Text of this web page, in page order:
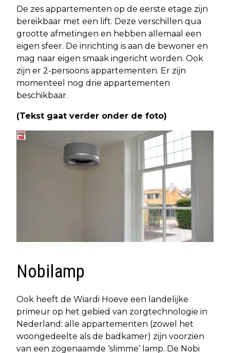
De zes appartementen op de eerste etage zijn
bereikbaar met een lift. Deze verschillen qua
grootte afmetingen en hebben allemaal een
eigen sfeer. De inrichting is aan de bewoner en
mag naar eigen smaak ingericht worden. Ook
zijn er 2-persoons appartementen. Er zijn
momenteel nog drie appartementen
beschikbaar.
(Tekst gaat verder onder de foto)
Nobilamp
Ook heeft de Wiardi Hoeve een landelijke
primeur op het gebied van zorgtechnologie in
Nederland: alle appartementen (zowel het
woongedeelte als de badkamer) zijn voorzien
van een zogenaamde ‘slimme’ lamp. De Nobi